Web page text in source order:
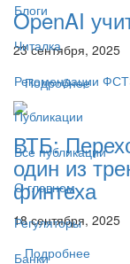
Блоги
Читалка
Рекомендации
Публикации
Все публикации
О главном
Регуляторы
Банки
OpenAI
23 сентября, 2025
Подробнее
ВТБ:
один из
финтеха
18 сентября, 2025
Подробнее